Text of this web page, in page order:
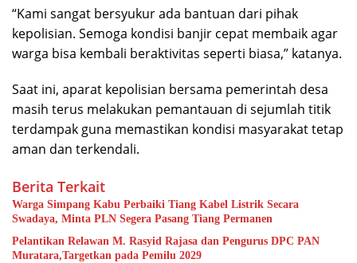
“Kami sangat bersyukur ada bantuan dari pihak
kepolisian. Semoga kondisi banjir cepat membaik agar
warga bisa kembali beraktivitas seperti biasa,” katanya.
Saat ini, aparat kepolisian bersama pemerintah desa
masih terus melakukan pemantauan di sejumlah titik
terdampak guna memastikan kondisi masyarakat tetap
aman dan terkendali.
Berita Terkait
Warga Simpang Kabu Perbaiki Tiang Kabel Listrik Secara
Swadaya, Minta PLN Segera Pasang Tiang Permanen
Pelantikan Relawan M. Rasyid Rajasa dan Pengurus DPC PAN
Muratara,Targetkan pada Pemilu 2029